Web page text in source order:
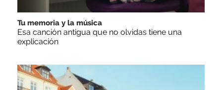
Tu memoria y la música
Esa canción antigua que no olvidas tiene una
explicación